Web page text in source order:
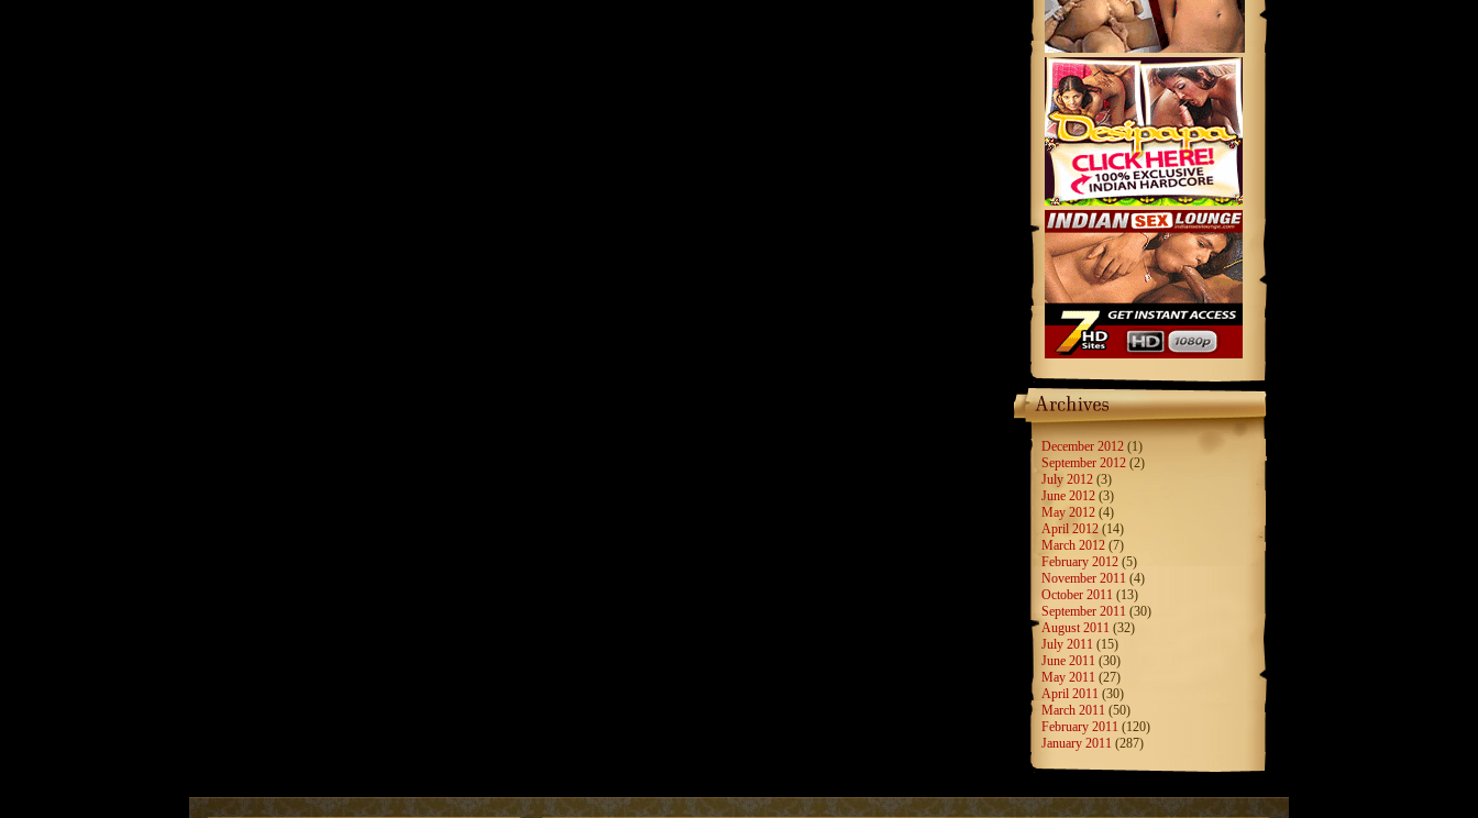
December 2012 (1)
September 2012 (2)
July 2012 (3)
June 2012 (3)
May 2012 (4)
April 2012 (14)
March 2012 (7)
February 2012 (5)
November 2011 (4)
October 2011 (13)
September 2011 (30)
August 2011 (32)
July 2011 (15)
June 2011 (30)
May 2011 (27)
April 2011 (30)
March 2011 (50)
February 2011 (120)
January 2011 (287)